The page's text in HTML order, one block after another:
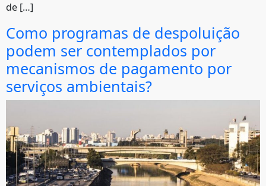
de […]
Como programas de despoluição
podem ser contemplados por
mecanismos de pagamento por
serviços ambientais?